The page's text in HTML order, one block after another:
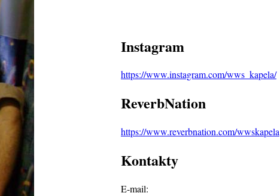
Instagram
https://www.instagram.com/wws_kapela/
ReverbNation
https://www.reverbnation.com/wwskapela
Kontakty
E-mail: